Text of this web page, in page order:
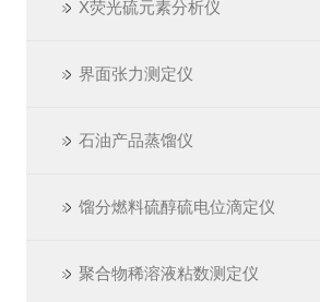
X荧光硫元素分析仪
界面张力测定仪
石油产品蒸馏仪
馏分燃料硫醇硫电位滴定仪
聚合物稀溶液粘数测定仪